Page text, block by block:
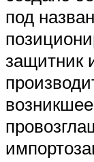
под
защитник